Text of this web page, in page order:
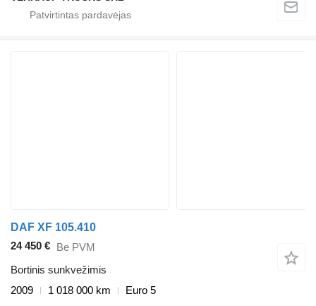
DAF XF 105.410
24 450 € Be PVM
Bortinis sunkvežimis
2009
1 018 000 km
Euro 5